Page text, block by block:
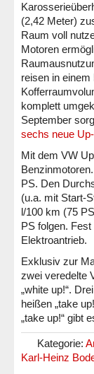
(2,42 Meter)
Raum voll
Motoren
reisen in
komplett
September
sechs neue
Mit dem VW
PS. Den
(u.a. mit Start-
l/100 km (75
PS folgen.
Elektroantrieb.
Exklusiv zur
zwei veredelte
„white up!“.
heißen „take
„take up!“ gibt
Kategorie:
Karl-Heinz